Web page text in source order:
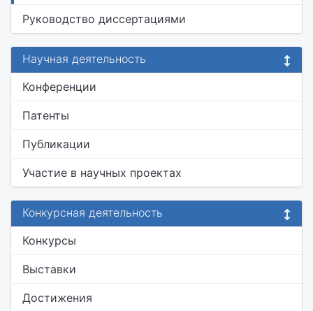
Руководство диссертациями
Научная деятельность
Конференции
Патенты
Публикации
Участие в научных проектах
Конкурсная деятельность
Конкурсы
Выставки
Достижения